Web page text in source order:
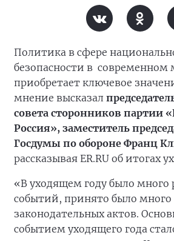
Политика в сфере
безопасности в современном
приобретает ключевое
мнение высказал
совета сторонников партии
Россия», заместитель
Госдумы по обороне Франц
рассказывая ER.RU об итогах
«В уходящем году было много
событий, принято было
законодательных актов.
событием уходящего года